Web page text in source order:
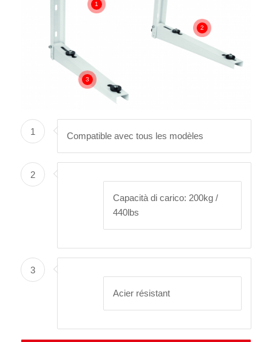
1
2
3
1 Compatible avec tous les modèles
2
Capacità di carico: 200kg /
440lbs
3
Acier résistant